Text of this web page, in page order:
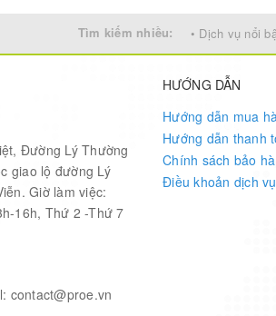
the link and choose the right model when
Sticker Antenna.
uplink data rates
GSM/GPRS/EDGE coverage
for data rate and link reliability in modem
Tìm kiếm nhiều: • Dịch vụ nổi
Đường Lý Thường
giao lộ đường Lý
Giờ làm việc:
16h, Thứ 2 -Thứ 7
contact@proe.vn
HƯỚNG DẪN
Hướng dẫn mua
Hướng dẫn thanh
Chính sách bảo
Điều khoản dịch vụ